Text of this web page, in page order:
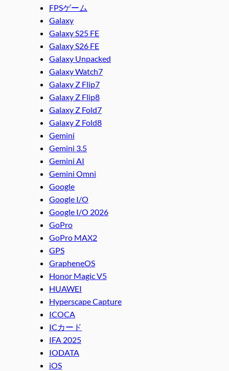
FPSゲーム
Galaxy
Galaxy S25 FE
Galaxy S26 FE
Galaxy Unpacked
Galaxy Watch7
Galaxy Z Flip7
Galaxy Z Flip8
Galaxy Z Fold7
Galaxy Z Fold8
Gemini
Gemini 3.5
Gemini AI
Gemini Omni
Google
Google I/O
Google I/O 2026
GoPro
GoPro MAX2
GPS
GrapheneOS
Honor Magic V5
HUAWEI
Hyperscape Capture
ICOCA
ICカード
IFA 2025
IODATA
iOS